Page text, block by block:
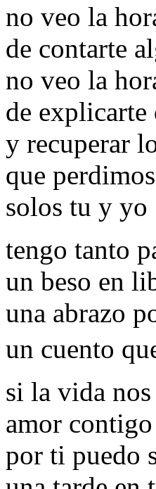
no veo la
de contarte
no veo la
de
y recuperar
que
solos tu y yo
tengo tanto
un beso en
una abrazo
un cuento
si la vida
amor
por ti puedo